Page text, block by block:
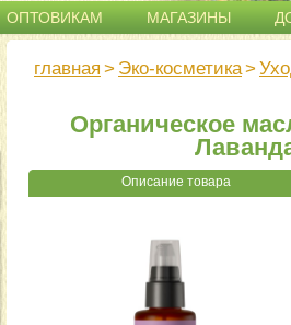
ОПТОВИКАМ МАГАЗИНЫ
главная > Эко-косметика>
Органическое
Описание товара